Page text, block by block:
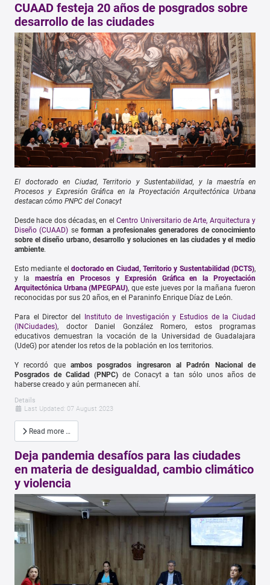
CUAAD festeja 20 años de posgrados sobre
desarrollo de las ciudades
El doctorado en Ciudad, Territorio y Sustentabilidad, y la maestría en
Procesos y Expresión Gráfica en la Proyectación Arquitectónica Urbana
destacan cómo PNPC del Conacyt
Desde hace dos décadas, en elCentro Universitario de Arte, Arquitectura y
Diseño (CUAAD) seforman a profesionales generadores de conocimiento
sobre el diseño urbano, desarrollo y soluciones en las ciudades y el medio
ambiente.
Esto mediante el doctorado en Ciudad, Territorio y Sustentabilidad (DCTS),
y la maestría en Procesos y Expresión Gráfica en la Proyectación
Arquitectónica Urbana (MPEGPAU), que este jueves por la mañana fueron
reconocidas por sus 20 años, en el Paraninfo Enrique Díaz de León.
Para el Director del
Instituto de Investigación y Estudios de la Ciudad
(INCiudades), doctor Daniel González Romero, estos programas
educativos demuestran la vocación de la Universidad de Guadalajara
(UdeG) por atender los retos de la población en los territorios.
Y recordó que ambos posgrados ingresaron al Padrón Nacional de
Posgrados de Calidad (PNPC)de Conacyt a tan sólo unos años de
haberse creado y aún permanecen ahí.
Details
Last Updated: 07 August 2023
Read more …
Deja pandemia desafíos para las ciudades
en materia de desigualdad, cambio climático
y violencia